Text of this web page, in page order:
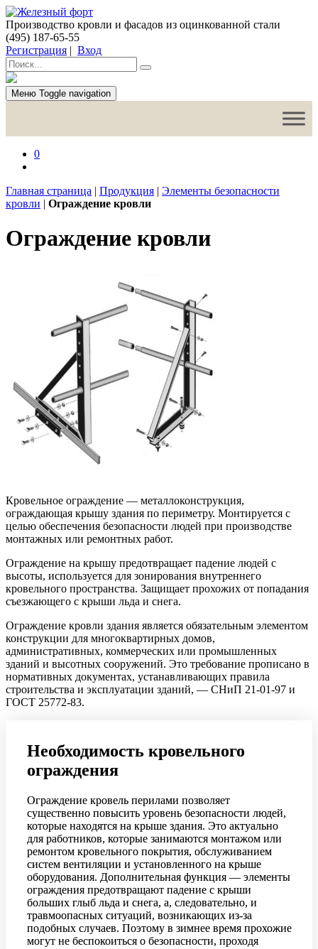
Производство кровли и фасадов из оцинкованной стали
(495) 187-65-55
Регистрация | Вход
Меню Toggle navigation
0
Главная страница | Продукция | Элементы безопасности
кровли | Ограждение кровли
Ограждение кровли
Кровельное ограждение — металлоконструкция,
ограждающая крышу здания по периметру. Монтируется с
целью обеспечения безопасности людей при производстве
монтажных или ремонтных работ.
Ограждение на крышу предотвращает падение людей с
высоты, используется для зонирования внутреннего
кровельного пространства. Защищает прохожих от попадания
съезжающего с крыши льда и снега.
Ограждение кровли здания является обязательным элементом
конструкции для многоквартирных домов,
административных, коммерческих или промышленных
зданий и высотных сооружений. Это требование прописано в
нормативных документах, устанавливающих правила
строительства и эксплуатации зданий, — СНиП 21-01-97 и
ГОСТ 25772-83.
Необходимость кровельного
ограждения
Ограждение кровель перилами позволяет
существенно повысить уровень безопасности людей,
которые находятся на крыше здания. Это актуально
для работников, которые занимаются монтажом или
ремонтом кровельного покрытия, обслуживанием
систем вентиляции и установленного на крыше
оборудования. Дополнительная функция — элементы
ограждения предотвращают падение с крыши
больших глыб льда и снега, а, следовательно, и
травмоопасных ситуаций, возникающих из-за
подобных случаев. Поэтому в зимнее время прохожие
могут не беспокоиться о безопасности, проходя